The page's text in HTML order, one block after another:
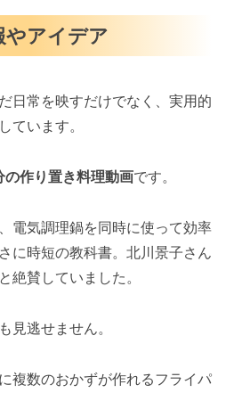
やアイデア
日常を映すだけでなく、実用的
ています。
の作り置き料理動画です。
電気調理鍋を同時に使って効率
に時短の教科書。北川景子さん
絶賛していました。
見逃せません。
複数のおかずが作れるフライパ